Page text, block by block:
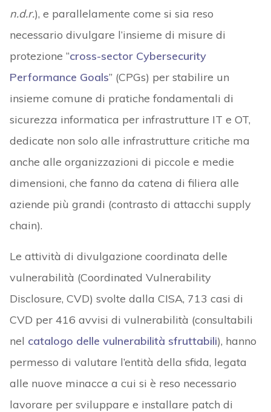
n.d.r.), e parallelamente come si sia reso
necessario divulgare l’insieme di misure di
protezione “cross-sector Cybersecurity
Performance Goals” (CPGs) per stabilire un
insieme comune di pratiche fondamentali di
sicurezza informatica per infrastrutture IT e OT,
dedicate non solo alle infrastrutture critiche ma
anche alle organizzazioni di piccole e medie
dimensioni, che fanno da catena di filiera alle
aziende più grandi (contrasto di attacchi supply
chain).
Le attività di divulgazione coordinata delle
vulnerabilità (Coordinated Vulnerability
Disclosure, CVD) svolte dalla CISA, 713 casi di
CVD per 416 avvisi di vulnerabilità (consultabili
nel catalogo delle vulnerabilità sfruttabili), hanno
permesso di valutare l’entità della sfida, legata
alle nuove minacce a cui si è reso necessario
lavorare per sviluppare e installare patch di